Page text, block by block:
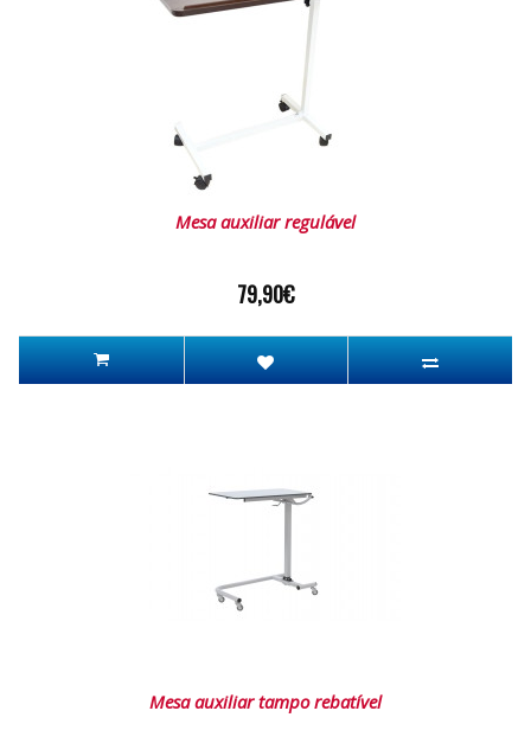
Mesa auxiliar regulável
79,90€
Mesa auxiliar tampo rebatível